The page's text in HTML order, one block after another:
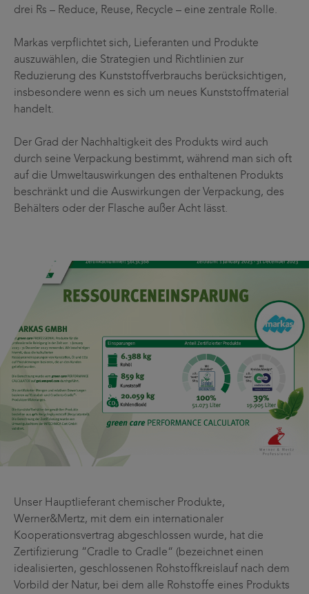
drei Rs – Reduce, Reuse, Recycle – eine zentrale Rolle.
Markas verpflichtet sich, Lieferanten und Produkte
auszuwählen, die Strategien und Richtlinien zur
Reduzierung des Kunststoffverbrauchs berücksichtigen,
insbesondere wenn es sich um neues Kunststoffmaterial
handelt.
Der Grad der Nachhaltigkeit des Produkts wird auch
durch seine Verpackung bestimmt, während man sich oft
auf die Umweltauswirkungen des enthaltenen Produkts
beschränkt und die Auswirkungen der Verpackung, des
Behälters oder der Flasche außer Acht lässt.
Unser Hauptlieferant chemischer Produkte,
Werner&Mertz, mit dem ein internationaler
Kooperationsvertrag abgeschlossen wurde, hat die
Zertifizierung “Cradle to Cradle“ (bezeichnet einen
idealisierten, geschlossenen Rohstoffkreislauf nach dem
Vorbild der Natur, bei dem alle Rohstoffe eines Produkts